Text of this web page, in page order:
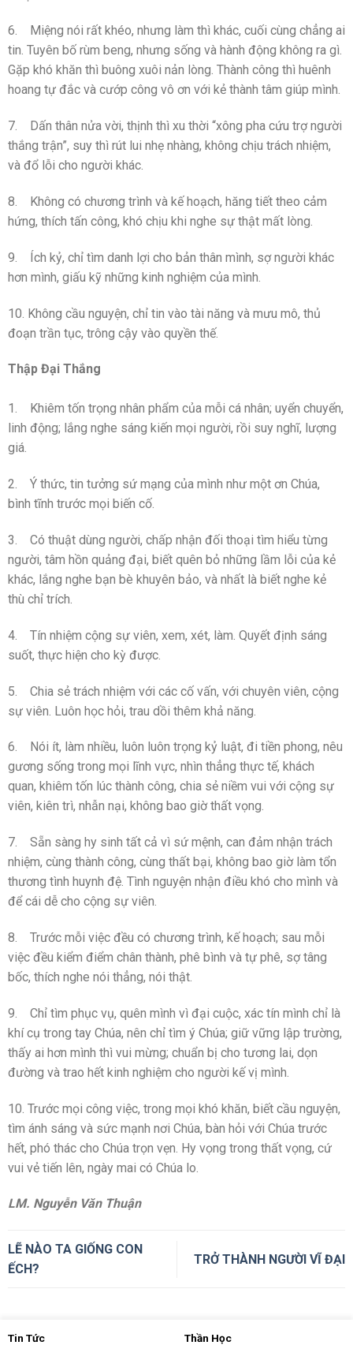
6. Miệng nói rất khéo, nhưng làm thì khác, cuối cùng chẳng ai
tin. Tuyên bố rùm beng, nhưng sống và hành động không ra gì.
Gặp khó khăn thì buông xuôi nản lòng. Thành công thì huênh
hoang tự đắc và cướp công vô ơn với kẻ thành tâm giúp mình.
7. Dấn thân nửa vời, thịnh thì xu thời “xông pha cứu trợ người
thắng trận”, suy thì rút lui nhẹ nhàng, không chịu trách nhiệm,
và đổ lỗi cho người khác.
8. Không có chương trình và kế hoạch, hăng tiết theo cảm
hứng, thích tấn công, khó chịu khi nghe sự thật mất lòng.
9. Ích kỷ, chỉ tìm danh lợi cho bản thân mình, sợ người khác
hơn mình, giấu kỹ những kinh nghiệm của mình.
10. Không cầu nguyện, chỉ tin vào tài năng và mưu mô, thủ
đoạn trần tục, trông cậy vào quyền thế.
Thập Đại Thắng
1. Khiêm tốn trọng nhân phẩm của mỗi cá nhân; uyển chuyển,
linh động; lắng nghe sáng kiến mọi người, rồi suy nghĩ, lượng
giá.
2. Ý thức, tin tưởng sứ mạng của mình như một ơn Chúa,
bình tĩnh trước mọi biến cố.
3. Có thuật dùng người, chấp nhận đối thoại tìm hiểu từng
người, tâm hồn quảng đại, biết quên bỏ những lầm lỗi của kẻ
khác, lắng nghe bạn bè khuyên bảo, và nhất là biết nghe kẻ
thù chỉ trích.
4. Tín nhiệm cộng sự viên, xem, xét, làm. Quyết định sáng
suốt, thực hiện cho kỳ được.
5. Chia sẻ trách nhiệm với các cố vấn, với chuyên viên, cộng
sự viên. Luôn học hỏi, trau dồi thêm khả năng.
6. Nói ít, làm nhiều, luôn luôn trọng kỷ luật, đi tiền phong, nêu
gương sống trong mọi lĩnh vực, nhìn thẳng thực tế, khách
quan, khiêm tốn lúc thành công, chia sẻ niềm vui với cộng sự
viên, kiên trì, nhẫn nại, không bao giờ thất vọng.
7. Sẵn sàng hy sinh tất cả vì sứ mệnh, can đảm nhận trách
nhiệm, cùng thành công, cùng thất bại, không bao giờ làm tổn
thương tình huynh đệ. Tình nguyện nhận điều khó cho mình và
để cái dễ cho cộng sự viên.
8. Trước mỗi việc đều có chương trình, kế hoạch; sau mỗi
việc đều kiểm điểm chân thành, phê bình và tự phê, sợ tâng
bốc, thích nghe nói thẳng, nói thật.
9. Chỉ tìm phục vụ, quên mình vì đại cuộc, xác tín mình chỉ là
khí cụ trong tay Chúa, nên chỉ tìm ý Chúa; giữ vững lập trường,
thấy ai hơn mình thì vui mừng; chuẩn bị cho tương lai, dọn
đường và trao hết kinh nghiệm cho người kế vị mình.
10. Trước mọi công việc, trong mọi khó khăn, biết cầu nguyện,
tìm ánh sáng và sức mạnh nơi Chúa, bàn hỏi với Chúa trước
hết, phó thác cho Chúa trọn vẹn. Hy vọng trong thất vọng, cứ
vui vẻ tiến lên, ngày mai có Chúa lo.
LM. Nguyễn Văn Thuận
LẼ NÀO TA GIỐNG CON
ẾCH?
TRỞ THÀNH NGƯỜI VĨ ĐẠI
Tin Tức Thần Học